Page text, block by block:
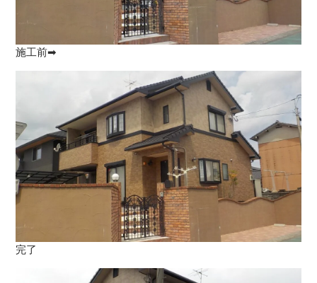
施工前➡
完了